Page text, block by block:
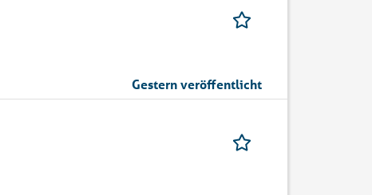
Gestern veröffentlicht